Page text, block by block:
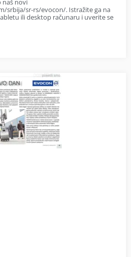
naš novi
srbija/sr-rs/evocon/. Istražite ga na
ili desktop računaru i uverite se